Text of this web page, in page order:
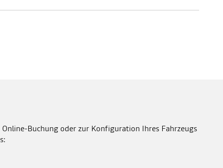
Buchung oder zur Konfiguration Ihres Fahrzeugs